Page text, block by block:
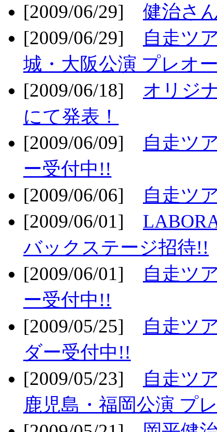
[2009/06/29] 健治さ
[2009/06/29]
自走ツ
城・大阪公演 プレオ
[2009/06/18] オリジ
にて発表！
[2009/06/09]
自走ツ
ー受付中!!
[2009/06/06]
自走ツ
[2009/06/01]
バックステージ招待!!
[2009/06/01]
自走ツ
ー受付中!!
[2009/05/25]
自走ツ
ダー受付中!!
[2009/05/23]
自走ツ
鹿児島・福岡公演 プ